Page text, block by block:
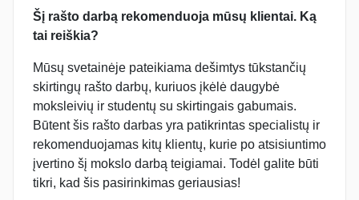
Šį rašto darbą rekomenduoja mūsų klientai. Ką
tai reiškia?
Mūsų svetainėje pateikiama dešimtys tūkstančių
skirtingų rašto darbų, kuriuos įkėlė daugybė
moksleivių ir studentų su skirtingais gabumais.
Būtent šis rašto darbas yra patikrintas specialistų ir
rekomenduojamas kitų klientų, kurie po atsisiuntimo
įvertino šį mokslo darbą teigiamai. Todėl galite būti
tikri, kad šis pasirinkimas geriausias!